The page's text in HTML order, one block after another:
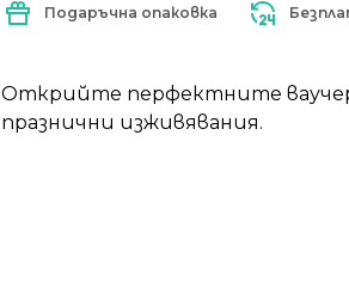
Подаръчна опаковка
Открийте перфектните
празнични изживявания.